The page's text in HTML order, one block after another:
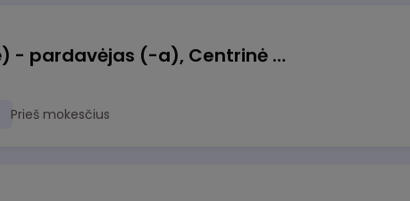
Kasininkas (-ė) - pardavėjas (-a), Centrinė g. 62, Galgiai
Prieš mokesčius